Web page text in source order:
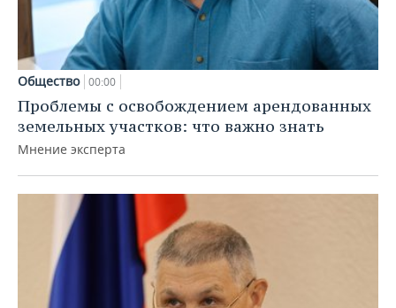
Общество 00:00
Проблемы с освобождением арендованных
земельных участков: что важно знать
Мнение эксперта